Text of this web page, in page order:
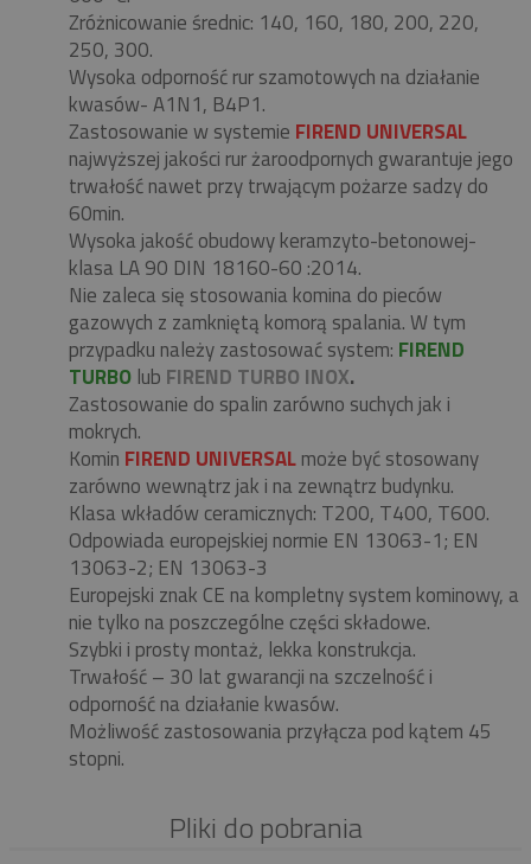
Zróżnicowanie średnic: 140, 160, 180, 200, 220,
250, 300.
Wysoka odporność rur szamotowych na działanie
kwasów- A1N1, B4P1.
Zastosowanie w systemie FIREND UNIVERSAL
najwyższej jakości rur żaroodpornych gwarantuje jego
trwałość nawet przy trwającym pożarze sadzy do
60min.
Wysoka jakość obudowy keramzyto-betonowej-
klasa LA 90 DIN 18160-60 :2014.
Nie zaleca się stosowania komina do pieców
gazowych z zamkniętą komorą spalania. W tym
przypadku należy zastosować system: FIREND
TURBO lub FIREND TURBO INOX.
Zastosowanie do spalin zarówno suchych jak i
mokrych.
Komin FIREND UNIVERSALmoże być stosowany
zarówno wewnątrz jak i na zewnątrz budynku.
Klasa wkładów ceramicznych: T200, T400, T600.
Odpowiada europejskiej normie EN 13063-1; EN
13063-2; EN 13063-3
Europejski znak CE na kompletny system kominowy, a
nie tylko na poszczególne części składowe.
Szybki i prosty montaż, lekka konstrukcja.
Trwałość – 30 lat gwarancji na szczelność i
odporność na działanie kwasów.
Możliwość zastosowania przyłącza pod kątem 45
stopni.
Pliki do pobrania